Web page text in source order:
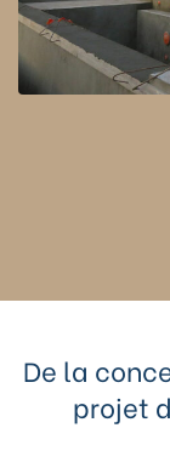
De la
projet